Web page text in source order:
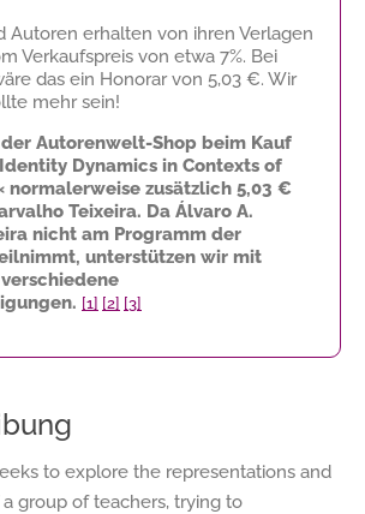
Autoren erhalten von ihren Verlagen
Verkaufspreis von etwa 7%. Bei
das ein Honorar von 5,03 €. Wir
mehr sein!
Autorenwelt-Shop beim Kauf
Dynamics in Contexts of
normalerweise zusätzlich 5,03 €
Teixeira. Da Álvaro A.
nicht am Programm der
unterstützen wir mit
[1] [2] [3]
to explore the representations and
group of teachers, trying to